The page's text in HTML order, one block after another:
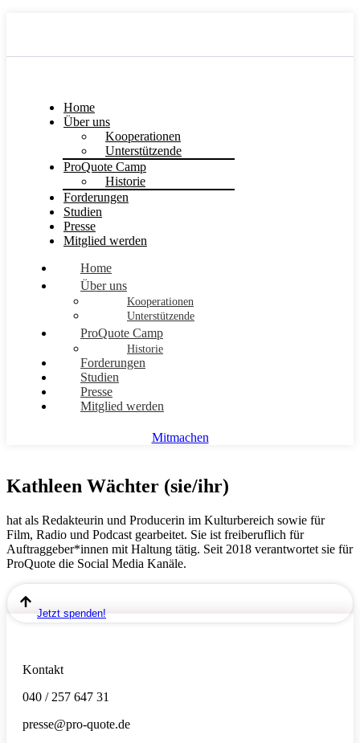
Home
Über uns
Kooperationen
Unterstützende
ProQuote Camp
Historie
Forderungen
Studien
Presse
Mitglied werden
Home
Über uns
Kooperationen
Unterstützende
ProQuote Camp
Historie
Forderungen
Studien
Presse
Mitglied werden
Mitmachen
Kathleen Wächter (sie/ihr)
hat als Redakteurin und Producerin im Kulturbereich sowie für
Film, Radio und Podcast gearbeitet. Sie ist freiberuflich für
Auftraggeber*innen mit Haltung tätig. Seit 2018 verantwortet sie für
ProQuote die Social Media Kanäle.
Jetzt spenden!
Kontakt
040 / 257 647 31
presse@pro-quote.de